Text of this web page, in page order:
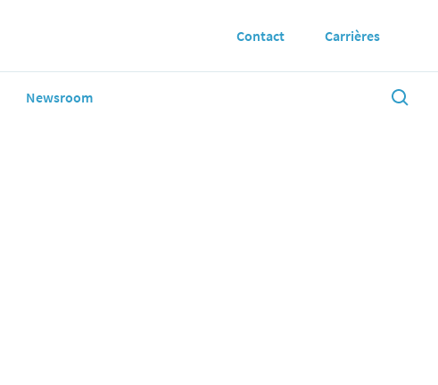
Newsroom
Contact Carrières